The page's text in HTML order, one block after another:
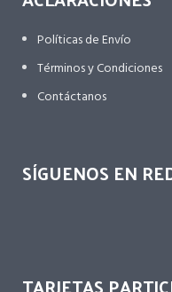
Políticas de Envío
Términos y Condiciones
Contáctanos
SÍGUENOS EN